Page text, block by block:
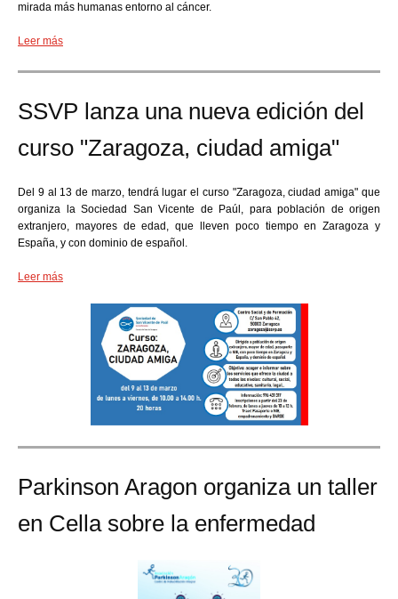
mirada más humanas entorno al cáncer.
Leer más
SSVP lanza una nueva edición del
curso "Zaragoza, ciudad amiga"
Del 9 al 13 de marzo, tendrá lugar el curso "Zaragoza, ciudad amiga" que
organiza la Sociedad San Vicente de Paúl, para población de origen
extranjero, mayores de edad, que lleven poco tiempo en Zaragoza y
España, y con dominio de español.
Leer más
Parkinson Aragon organiza un taller
en Cella sobre la enfermedad